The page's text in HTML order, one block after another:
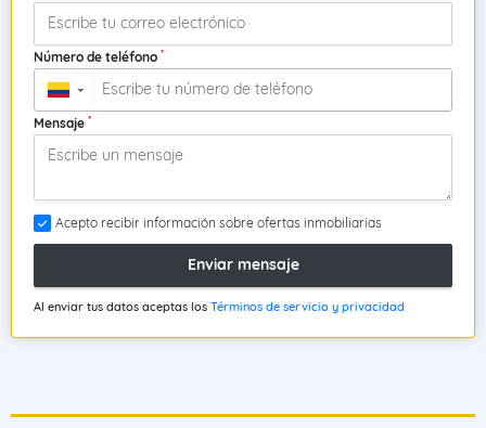
Número de teléfono *
▼
Mensaje *
Acepto recibir información sobre ofertas inmobiliarias
Enviar mensaje
Al enviar tus datos aceptas los Términos de servicio y privacidad